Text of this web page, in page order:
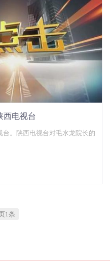
西电视台
台。陕西电视台对毛水龙院长的
1条